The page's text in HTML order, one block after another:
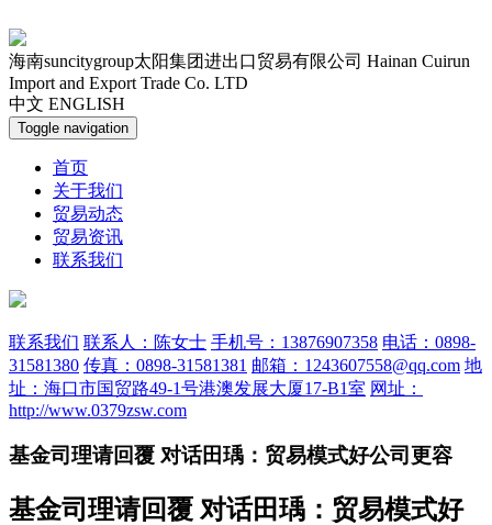
海南suncitygroup太阳集团进出口贸易有限公司 Hainan Cuirun
Import and Export Trade Co. LTD
中文 ENGLISH
Toggle navigation
首页
关于我们
贸易动态
贸易资讯
联系我们
联系我们 联系人：陈女士 手机号：13876907358 电话：0898-
31581380 传真：0898-31581381 邮箱：1243607558@qq.com 地
址：海口市国贸路49-1号港澳发展大厦17-B1室 网址：
http://www.0379zsw.com
基金司理请回覆 对话田瑀：贸易模式好公司更容
基金司理请回覆 对话田瑀：贸易模式好